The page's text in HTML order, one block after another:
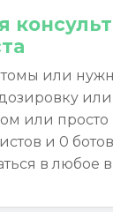
или
или
и 0
в любое